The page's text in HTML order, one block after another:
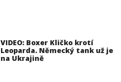
VIDEO: Boxer Kličko krotí
Leoparda. Německý tank už je
na Ukrajině